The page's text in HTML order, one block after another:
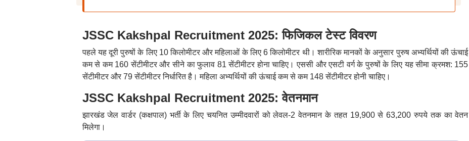
JSSC Kakshpal Recruitment 2025: फिजिकल टेस्ट विवरण
पहले यह दूरी पुरुषों के लिए 10 किलोमीटर और महिलाओं के लिए 6 किलोमीटर थी। शारीरिक मानकों के अनुसार पुरुष अभ्यर्थियों की ऊंचाई
कम से कम 160 सेंटीमीटर और सीने का फुलाव 81 सेंटीमीटर होना चाहिए। एससी और एसटी वर्ग के पुरुषों के लिए यह सीमा क्रमश: 155
सेंटीमीटर और 79 सेंटीमीटर निर्धारित है। महिला अभ्यर्थियों की ऊंचाई कम से कम 148 सेंटीमीटर होनी चाहिए।
JSSC Kakshpal Recruitment 2025: वेतनमान
झारखंड जेल वार्डर (कक्षपाल) भर्ती के लिए चयनित उम्मीदवारों को लेवल-2 वेतनमान के तहत 19,900 से 63,200 रुपये तक का वेतन
मिलेगा।